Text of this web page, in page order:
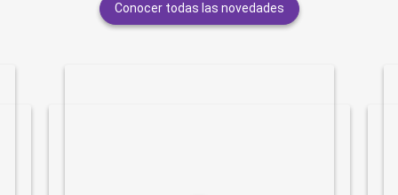
Conocer todas las novedades